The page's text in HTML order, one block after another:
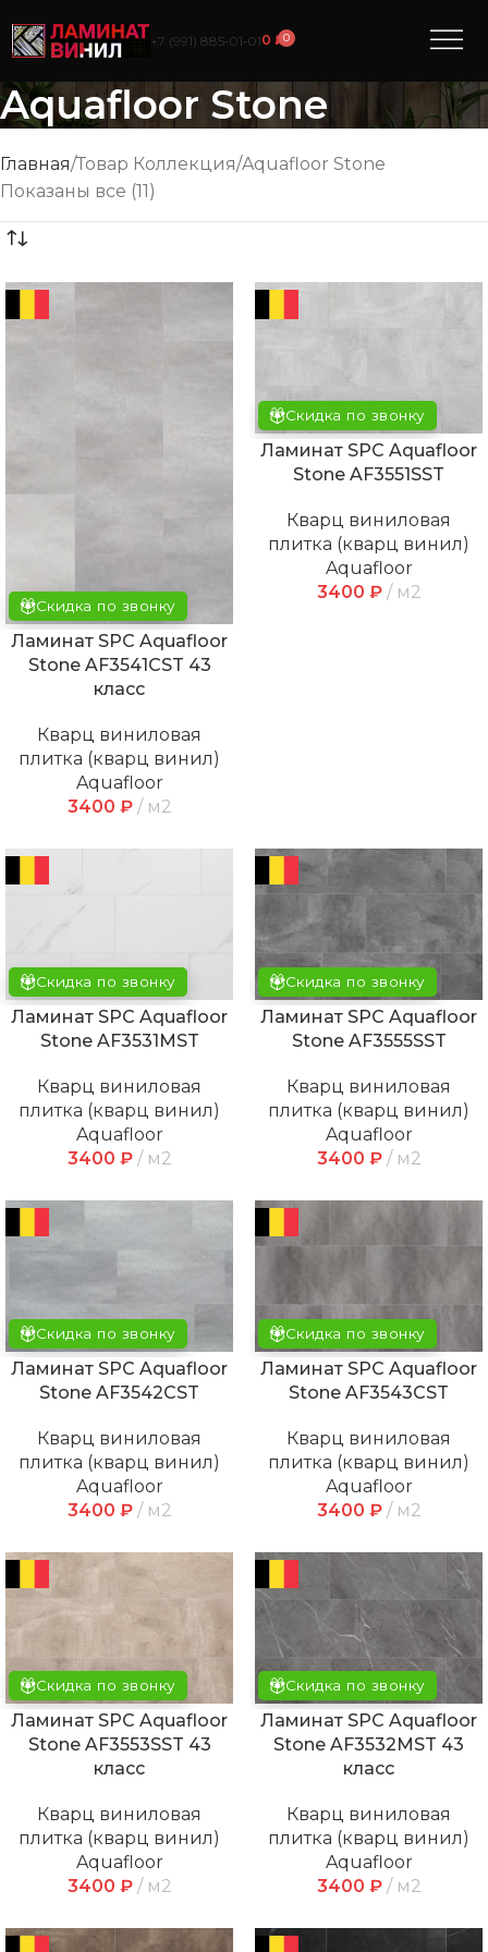
+7 (991) 885‑01‑010₽0
Aquafloor Stone
Главная Товар Коллекция Aquafloor Stone
Показаны все (11)
Скидка по звонку
Ламинат SPC Aquafloor
Stone AF3541CST 43
класс
Кварц виниловая
плитка (кварц винил)
Aquafloor
3400 ₽ м2
Скидка по звонку
Ламинат SPC Aquafloor
Stone AF3551SST
Кварц виниловая
плитка (кварц винил)
Aquafloor
3400 ₽ м2
Скидка по звонку
Ламинат SPC Aquafloor
Stone AF3531MST
Кварц виниловая
плитка (кварц винил)
Aquafloor
3400 ₽ м2
Скидка по звонку
Ламинат SPC Aquafloor
Stone AF3555SST
Кварц виниловая
плитка (кварц винил)
Aquafloor
3400 ₽ м2
Скидка по звонку
Ламинат SPC Aquafloor
Stone AF3542CST
Кварц виниловая
плитка (кварц винил)
Aquafloor
3400 ₽ м2
Скидка по звонку
Ламинат SPC Aquafloor
Stone AF3543CST
Кварц виниловая
плитка (кварц винил)
Aquafloor
3400 ₽ м2
Скидка по звонку
Ламинат SPC Aquafloor
Stone AF3553SST 43
класс
Кварц виниловая
плитка (кварц винил)
Aquafloor
3400 ₽ м2
Скидка по звонку
Ламинат SPC Aquafloor
Stone AF3532MST 43
класс
Кварц виниловая
плитка (кварц винил)
Aquafloor
3400 ₽ м2